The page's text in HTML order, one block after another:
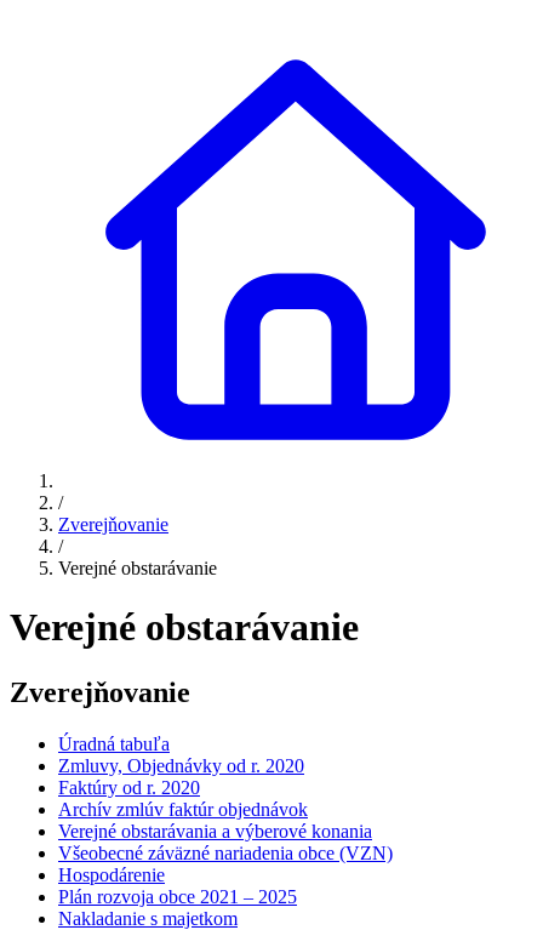
/
Zverejňovanie
/
Verejné obstarávanie
Verejné obstarávanie
Zverejňovanie
Úradná tabuľa
Zmluvy, Objednávky od r. 2020
Faktúry od r. 2020
Archív zmlúv faktúr objednávok
Verejné obstarávania a výberové konania
Všeobecné záväzné nariadenia obce (VZN)
Hospodárenie
Plán rozvoja obce 2021 – 2025
Nakladanie s majetkom